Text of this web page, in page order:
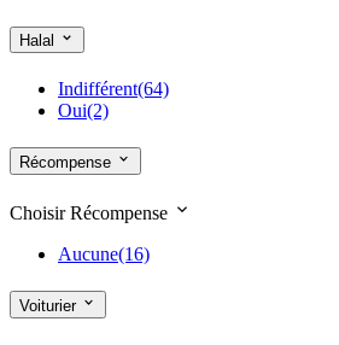
Halal
Indifférent(64)
Oui(2)
Récompense
Choisir Récompense
Aucune(16)
Voiturier